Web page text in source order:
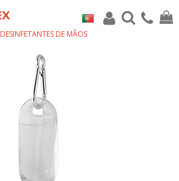
DESINFETANTES DE MÃOS